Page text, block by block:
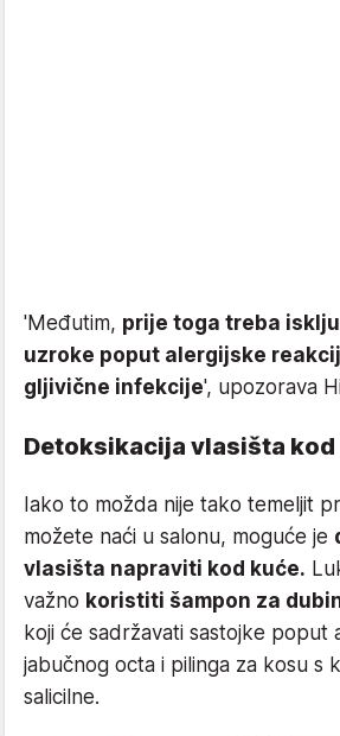
'Međutim, prije toga treba
uzroke poput alergijske
gljivične infekcije', upozorava
Detoksikacija vlasišta kod
Iako to možda nije tako temeljit
možete naći u salonu, moguće je
vlasišta napraviti kod kuće.
važno koristiti šampon za
koji će sadržavati sastojke poput
jabučnog octa i pilinga za kosu s
salicilne.